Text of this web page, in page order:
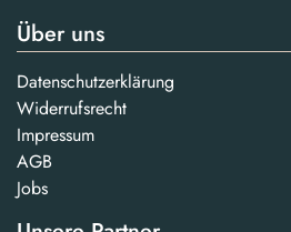
Über uns
Datenschutzerklärung
Widerrufsrecht
Impressum
AGB
Jobs